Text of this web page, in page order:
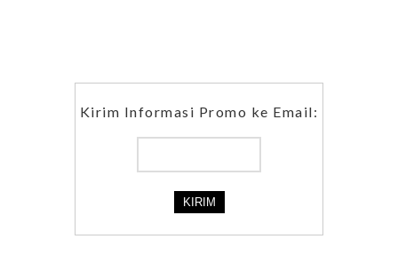
Kirim Informasi Promo ke Email: